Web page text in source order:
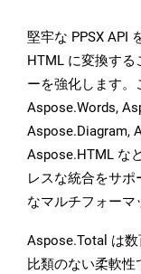
堅牢な PPSX API
HTML に変換する
ーを強化します。
Aspose.Words,
Aspose.Diagram,
Aspose.HTML な
レスな統合をサ
なマルチフォーマ
Aspose.Total は数
比類のない柔軟